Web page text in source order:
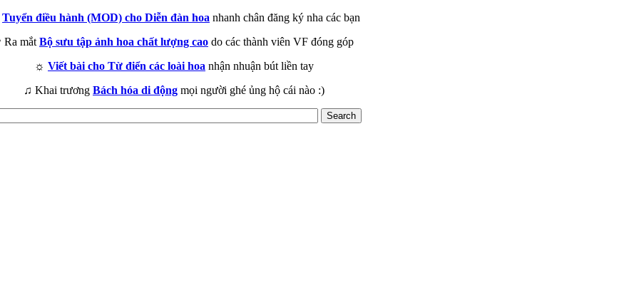
Tuyển điều hành (MOD) cho Diễn đàn hoa nhanh chân đăng ký nha các bạn
Ra mắt Bộ sưu tập ảnh hoa chất lượng cao do các thành viên VF đóng góp
☼ Viết bài cho Từ điển các loài hoa nhận nhuận bút liền tay
♫ Khai trương Bách hóa di động mọi người ghé ủng hộ cái nào :)